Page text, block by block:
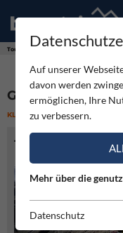
Touren
GAULI
KLETTERSTEIG LEICHT
TOURENINFO
Auf unserer
davon werden
ermöglichen, Ihre
zu verbessern.
Mehr über die
Datenschutz